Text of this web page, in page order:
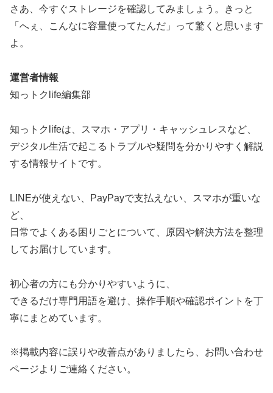
さあ、今すぐストレージを確認してみましょう。きっと
「へぇ、こんなに容量使ってたんだ」って驚くと思います
よ。
運営者情報
知っトクlife編集部
知っトクlifeは、スマホ・アプリ・キャッシュレスなど、
デジタル生活で起こるトラブルや疑問を分かりやすく解説
する情報サイトです。
LINEが使えない、PayPayで支払えない、スマホが重いな
ど、
日常でよくある困りごとについて、原因や解決方法を整理
してお届けしています。
初心者の方にも分かりやすいように、
できるだけ専門用語を避け、操作手順や確認ポイントを丁
寧にまとめています。
※掲載内容に誤りや改善点がありましたら、お問い合わせ
ページよりご連絡ください。